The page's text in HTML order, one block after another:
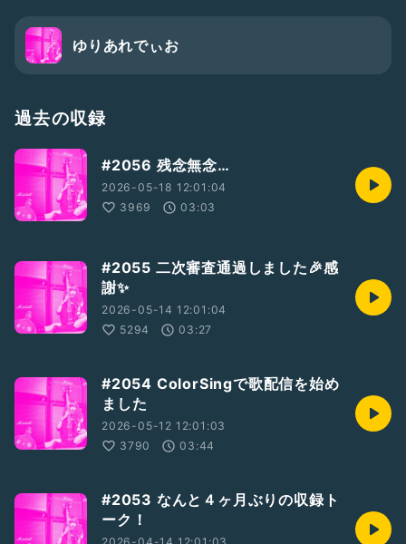
ここだけの話や画像・映像とか毎月のオンライン飲み会とか。
https://community.camp-fire.jp/projects/view/185125
https://pinkydoodlepoodle.com
▼YouTube【Pinky Doodle Poodle】
https://www.youtube.com/user/PINKYDOODLEPOODLE
▼Ｘ【YURIA】
https://twitter.com/YuriaLifeMusic
https://instagram.com/yuriasmusiclife
▼ライブ配信中に描いたグッズ等【SUZURI】
https://suzuri.jp/YuriaLifeMusic
Z/
▼Radiotalk【ゆりあれでぃお】
https://radiotalk.jp/program/81916
https://ja.m.wikipedia.org/wiki/YURIA
ゆりあれでぃお
過去の収録
#2056 残念無念…
2026-05-18 12:01:04
3969
03:03
#2055 二次審査通過しました🎉感
謝✨
2026-05-14 12:01:04
5294
03:27
#2054 ColorSingで歌配信を始め
ました
2026-05-12 12:01:03
3790
03:44
#2053 なんと４ヶ月ぶりの収録ト
ーク！